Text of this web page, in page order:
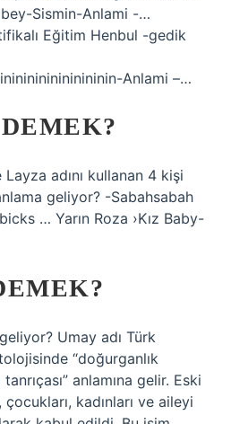
Sismin-Anlami -…
Eğitim Henbul -gedik
Anlami –…
Layza adını kullanan 4 kişi
geliyor? -Sabahsabah
… Yarın Roza ›Kız Baby-
Umay adı Türk
“doğurganlık
anlamına gelir. Eski
kadınları ve aileyi